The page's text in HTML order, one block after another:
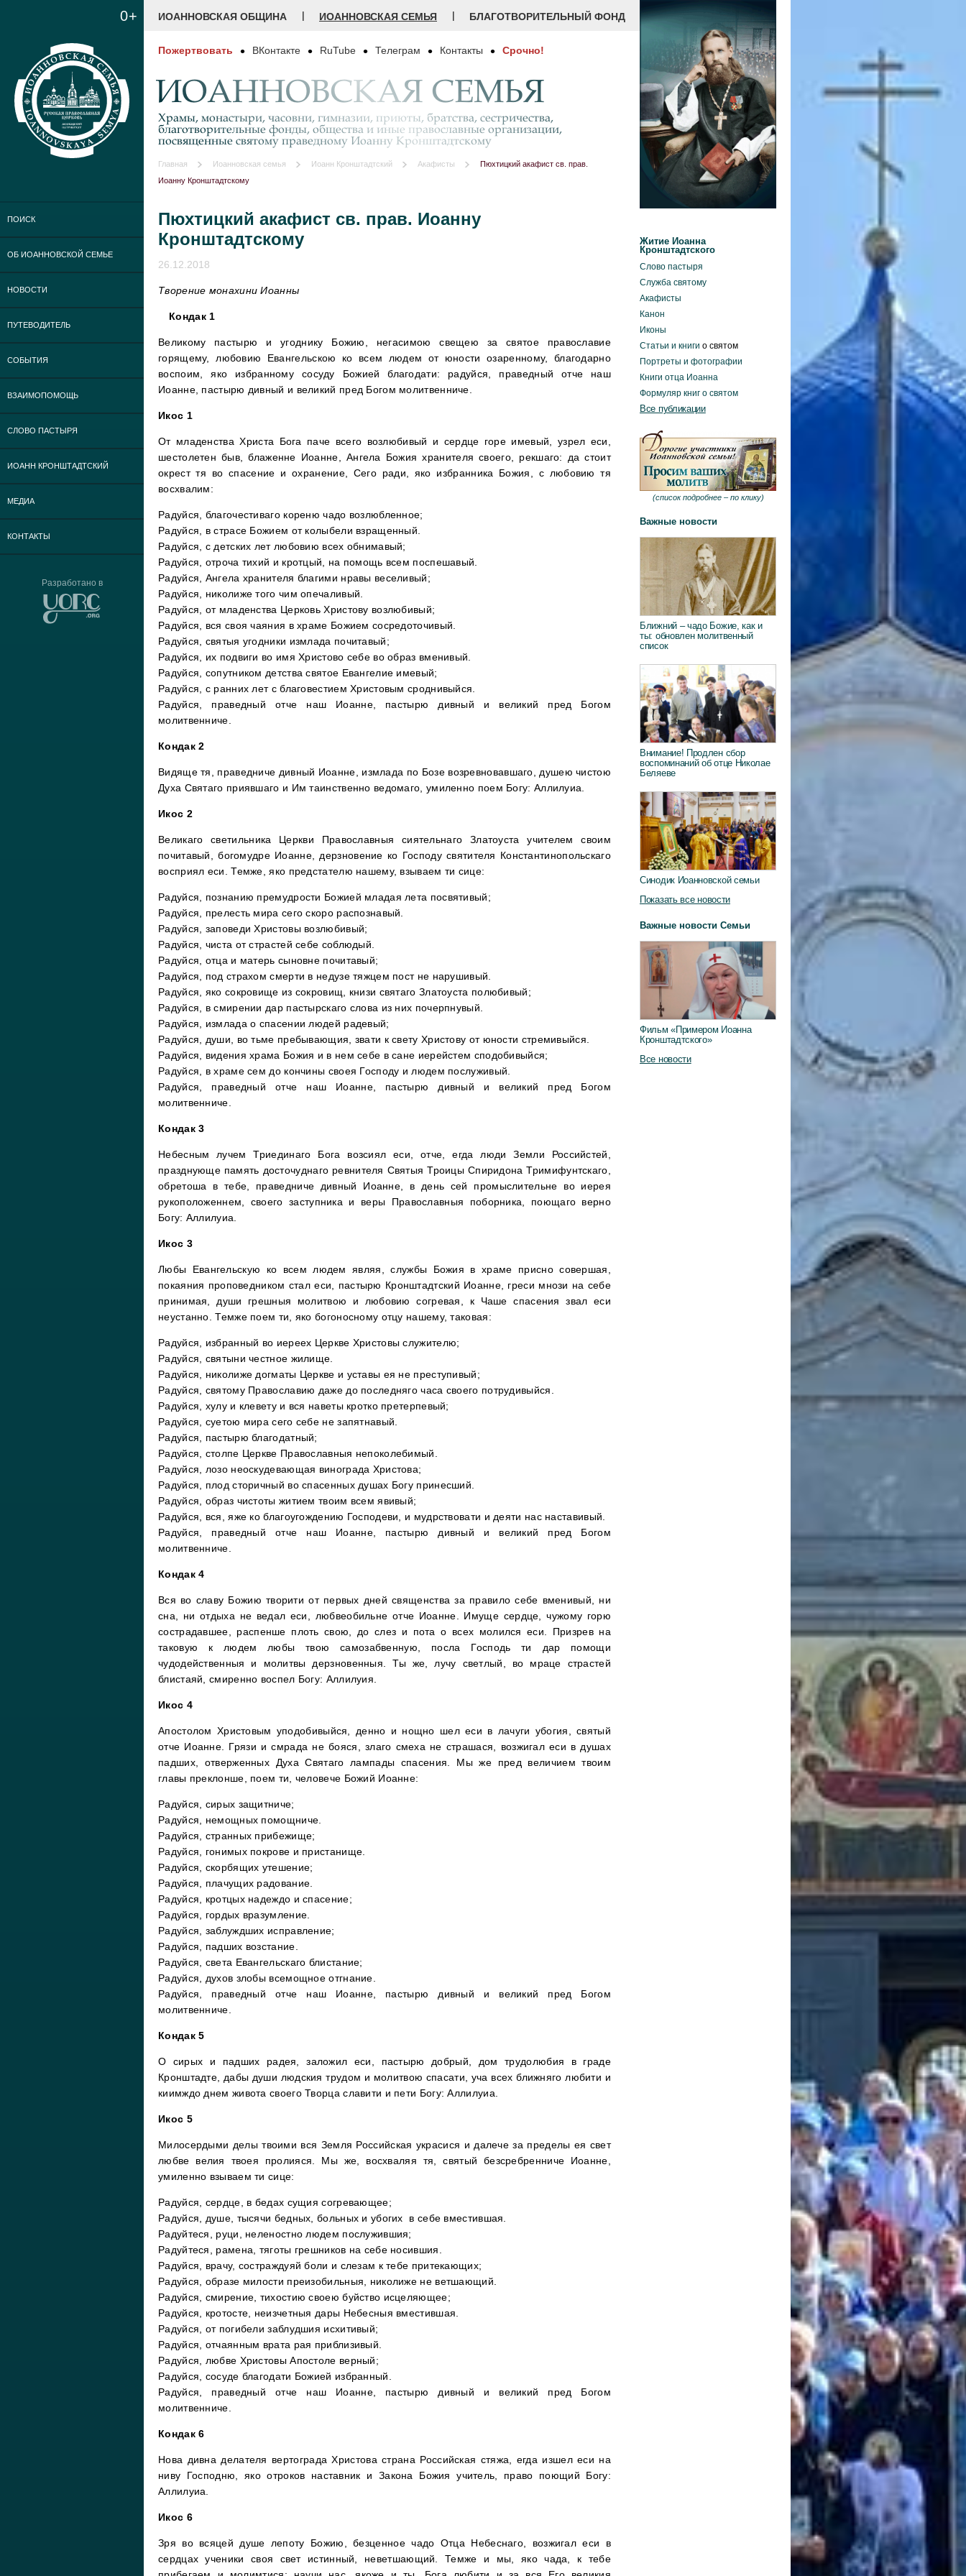
0+
ПОИСК
ОБ ИОАННОВСКОЙ СЕМЬЕ
НОВОСТИ
ПУТЕВОДИТЕЛЬ
СОБЫТИЯ
ВЗАИМОПОМОЩЬ
СЛОВО ПАСТЫРЯ
ИОАНН КРОНШТАДТСКИЙ
МЕДИА
КОНТАКТЫ
Разработано в
ИОАННОВСКАЯ ОБЩИНА | ИОАННОВСКАЯ СЕМЬЯ | БЛАГОТВОРИТЕЛЬНЫЙ ФОНД
Пожертвовать ВКонтакте RuTube Телеграм Контакты Срочно!
ИОАННОВСКАЯ СЕМЬЯ
Храмы, монастыри, часовни, гимназии, приюты, братства, сестричества,
благотворительные фонды, общества и иные православные организации,
посвященные святому праведному Иоанну Кронштадтскому
Главная Иоанновская семья Иоанн Кронштадтский Акафисты
Пюхтицкий акафист св. прав.
Иоанну Кронштадтскому
Пюхтицкий акафист св. прав. Иоанну
Кронштадтскому
26.12.2018
Творение монахини Иоанны
Кондак 1
Великому пастырю и угоднику Божию, негасимою свещею за святое православие
горящему, любовию Евангельскою ко всем людем от юности озаренному, благодарно
воспоим, яко избранному сосуду Божией благодати: радуйся, праведный отче наш
Иоанне, пастырю дивный и великий пред Богом молитвенниче.
Икос 1
От младенства Христа Бога паче всего возлюбивый и сердце горе имевый, узрел еси,
шестолетен быв, блаженне Иоанне, Ангела Божия хранителя своего, рекшаго: да стоит
окрест тя во спасение и охранение, Сего ради, яко избранника Божия, с любовию тя
восхвалим:
Радуйся, благочестиваго кореню чадо возлюбленное;
Радуйся, в страсе Божием от колыбели взращенный.
Радуйся, с детских лет любовию всех обнимавый;
Радуйся, отроча тихий и кротцый, на помощь всем поспешавый.
Радуйся, Ангела хранителя благими нравы веселивый;
Радуйся, николиже того чим опечаливый.
Радуйся, от младенства Церковь Христову возлюбивый;
Радуйся, вся своя чаяния в храме Божием сосредоточивый.
Радуйся, святыя угодники измлада почитавый;
Радуйся, их подвиги во имя Христово себе во образ вменивый.
Радуйся, сопутником детства святое Евангелие имевый;
Радуйся, с ранних лет с благовестием Христовым сроднивыйся.
Радуйся, праведный отче наш Иоанне, пастырю дивный и великий пред Богом
молитвенниче.
Кондак 2
Видяще тя, праведниче дивный Иоанне, измлада по Бозе возревновавшаго, душею чистою
Духа Святаго приявшаго и Им таинственно ведомаго, умиленно поем Богу: Аллилуиа.
Икос 2
Великаго светильника Церкви Православныя сиятельнаго Златоуста учителем своим
почитавый, богомудре Иоанне, дерзновение ко Господу святителя Константинопольскаго
восприял еси. Темже, яко предстателю нашему, взываем ти сице:
Радуйся, познанию премудрости Божией младая лета посвятивый;
Радуйся, прелесть мира сего скоро распознавый.
Радуйся, заповеди Христовы возлюбивый;
Радуйся, чиста от страстей себе соблюдый.
Радуйся, отца и матерь сыновне почитавый;
Радуйся, под страхом смерти в недузе тяжцем пост не нарушивый.
Радуйся, яко сокровище из сокровищ, книзи святаго Златоуста полюбивый;
Радуйся, в смирении дар пастырскаго слова из них почерпнувый.
Радуйся, измлада о спасении людей радевый;
Радуйся, души, во тьме пребывающия, звати к свету Христову от юности стремивыйся.
Радуйся, видения храма Божия и в нем себе в сане иерейстем сподобивыйся;
Радуйся, в храме сем до кончины своея Господу и людем послуживый.
Радуйся, праведный отче наш Иоанне, пастырю дивный и великий пред Богом
молитвенниче.
Кондак 3
Небесным лучем Триединаго Бога возсиял еси, отче, егда люди Земли Российстей,
празднующе память досточуднаго ревнителя Святыя Троицы Спиридона Тримифунтскаго,
обретоша в тебе, праведниче дивный Иоанне, в день сей промыслительне во иерея
рукоположеннем, своего заступника и веры Православныя поборника, поющаго верно
Богу: Аллилуиа.
Икос 3
Любы Евангельскую ко всем людем являя, службы Божия в храме присно совершая,
покаяния проповедником стал еси, пастырю Кронштадтский Иоанне, греси мнози на себе
принимая, души грешныя молитвою и любовию согревая, к Чаше спасения звал еси
неустанно. Темже поем ти, яко богоносному отцу нашему, таковая:
Радуйся, избранный во иереех Церкве Христовы служителю;
Радуйся, святыни честное жилище.
Радуйся, николиже догматы Церкве и уставы ея не преступивый;
Радуйся, святому Православию даже до последняго часа своего потрудивыйся.
Радуйся, хулу и клевету и вся наветы кротко претерпевый;
Радуйся, суетою мира сего себе не запятнавый.
Радуйся, пастырю благодатный;
Радуйся, столпе Церкве Православныя непоколебимый.
Радуйся, лозо неоскудевающая винограда Христова;
Радуйся, плод сторичный во спасенных душах Богу принесший.
Радуйся, образ чистоты житием твоим всем явивый;
Радуйся, вся, яже ко благоугождению Господеви, и мудрствовати и деяти нас наставивый.
Радуйся, праведный отче наш Иоанне, пастырю дивный и великий пред Богом
молитвенниче.
Кондак 4
Вся во славу Божию творити от первых дней священства за правило себе вменивый, ни
сна, ни отдыха не ведал еси, любвеобильне отче Иоанне. Имуще сердце, чужому горю
сострадавшее, распенше плоть свою, до слез и пота о всех молился еси. Призрев на
таковую к людем любы твою самозабвенную, посла Господь ти дар помощи
чудодейственныя и молитвы дерзновенныя. Ты же, лучу светлый, во мраце страстей
блистаяй, смиренно воспел Богу: Аллилуия.
Икос 4
Апостолом Христовым уподобивыйся, денно и нощно шел еси в лачуги убогия, святый
отче Иоанне. Грязи и смрада не бояся, злаго смеха не страшася, возжигал еси в душах
падших, отверженных Духа Святаго лампады спасения. Мы же пред величием твоим
главы преклонше, поем ти, человече Божий Иоанне:
Радуйся, сирых защитниче;
Радуйся, немощных помощниче.
Радуйся, странных прибежище;
Радуйся, гонимых покрове и пристанище.
Радуйся, скорбящих утешение;
Радуйся, плачущих радование.
Радуйся, кротцых надеждо и спасение;
Радуйся, гордых вразумление.
Радуйся, заблуждших исправление;
Радуйся, падших возстание.
Радуйся, света Евангельскаго блистание;
Радуйся, духов злобы всемощное отгнание.
Радуйся, праведный отче наш Иоанне, пастырю дивный и великий пред Богом
молитвенниче.
Кондак 5
О сирых и падших радея, заложил еси, пастырю добрый, дом трудолюбия в граде
Кронштадте, дабы души людския трудом и молитвою спасати, уча всех ближняго любити и
киимждо днем живота своего Творца славити и пети Богу: Аллилуиа.
Икос 5
Милосердыми делы твоими вся Земля Российская украсися и далече за пределы ея свет
любве велия твоея пролияся. Мы же, восхваляя тя, святый безсребренниче Иоанне,
умиленно взываем ти сице:
Радуйся, сердце, в бедах сущия согревающее;
Радуйся, душе, тысячи бедных, больных и убогих в себе вместившая.
Радуйтеся, руци, неленостно людем послужившия;
Радуйтеся, рамена, тяготы грешников на себе носившия.
Радуйся, врачу, состраждуяй боли и слезам к тебе притекающих;
Радуйся, образе милости преизобильныя, николиже не ветшающий.
Радуйся, смирение, тихостию своею буйство исцеляющее;
Радуйся, кротосте, неизчетныя дары Небесныя вместившая.
Радуйся, от погибели заблудшия исхитивый;
Радуйся, отчаянным врата рая приблизивый.
Радуйся, любве Христовы Апостоле верный;
Радуйся, сосуде благодати Божией избранный.
Радуйся, праведный отче наш Иоанне, пастырю дивный и великий пред Богом
молитвенниче.
Кондак 6
Нова дивна делателя вертограда Христова страна Российская стяжа, егда изшел еси на
ниву Господню, яко отроков наставник и Закона Божия учитель, право поющий Богу:
Аллилуиа.
Икос 6
Зря во всяцей душе лепоту Божию, безценное чадо Отца Небеснаго, возжигал еси в
сердцах ученики своя свет истинный, неветшающий. Темже и мы, яко чада, к тебе
Житие Иоанна
Кронштадтского
Слово пастыря
Служба святому
Акафисты
Канон
Иконы
Статьи и книги о святом
Портреты и фотографии
Книги отца Иоанна
Формуляр книг о святом
Все публикации
(список подробнее – по клику)
Важные новости
Ближний – чадо Божие, как и
ты: обновлен молитвенный
список
Внимание! Продлен сбор
воспоминаний об отце Николае
Беляеве
Синодик Иоанновской семьи
Показать все новости
Важные новости Семьи
Фильм «Примером Иоанна
Кронштадтского»
Все новости